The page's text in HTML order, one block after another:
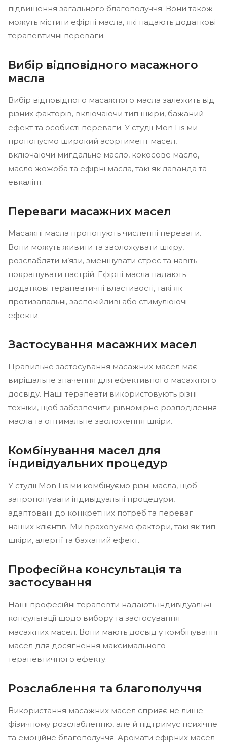
підвищення загального благополуччя. Вони також
можуть містити ефірні масла, які надають додаткові
терапевтичні переваги.
Вибір відповідного масажного
масла
Вибір відповідного масажного масла залежить від
різних факторів, включаючи тип шкіри, бажаний
ефект та особисті переваги. У студії Mon Lis ми
пропонуємо широкий асортимент масел,
включаючи мигдальне масло, кокосове масло,
масло жожоба та ефірні масла, такі як лаванда та
евкаліпт.
Переваги масажних масел
Масажні масла пропонують численні переваги.
Вони можуть живити та зволожувати шкіру,
розслабляти м’язи, зменшувати стрес та навіть
покращувати настрій. Ефірні масла надають
додаткові терапевтичні властивості, такі як
протизапальні, заспокійливі або стимулюючі
ефекти.
Застосування масажних масел
Правильне застосування масажних масел має
вирішальне значення для ефективного масажного
досвіду. Наші терапевти використовують різні
техніки, щоб забезпечити рівномірне розподілення
масла та оптимальне зволоження шкіри.
Комбінування масел для
індивідуальних процедур
У студії Mon Lis ми комбінуємо різні масла, щоб
запропонувати індивідуальні процедури,
адаптовані до конкретних потреб та переваг
наших клієнтів. Ми враховуємо фактори, такі як тип
шкіри, алергії та бажаний ефект.
Професійна консультація та
застосування
Наші професійні терапевти надають індивідуальні
консультації щодо вибору та застосування
масажних масел. Вони мають досвід у комбінуванні
масел для досягнення максимального
терапевтичного ефекту.
Розслаблення та благополуччя
Використання масажних масел сприяє не лише
фізичному розслабленню, але й підтримує психічне
та емоційне благополуччя. Аромати ефірних масел